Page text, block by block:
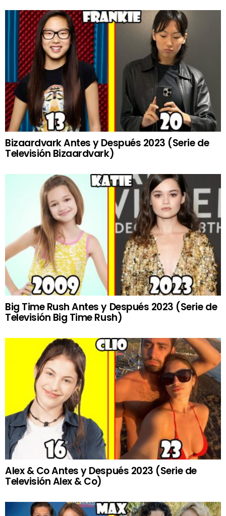
Bizaardvark Antes y Después 2023 (Serie de
Televisión Bizaardvark)
Big Time Rush Antes y Después 2023 (Serie de
Televisión Big Time Rush)
Alex & Co Antes y Después 2023 (Serie de
Televisión Alex & Co)